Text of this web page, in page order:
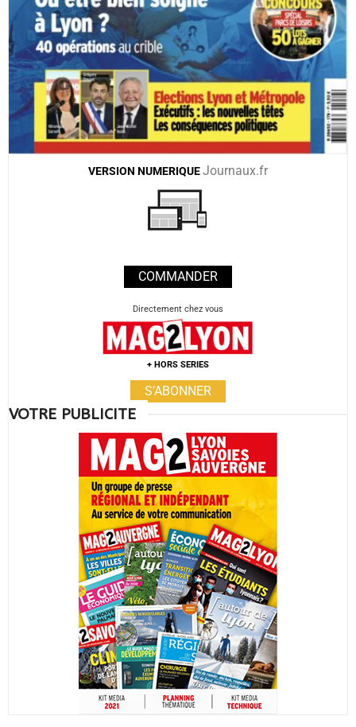
VERSION NUMERIQUEJournaux.fr
COMMANDER
Directement chez vous
+ HORS SERIES
S’ABONNER
VOTRE PUBLICITE